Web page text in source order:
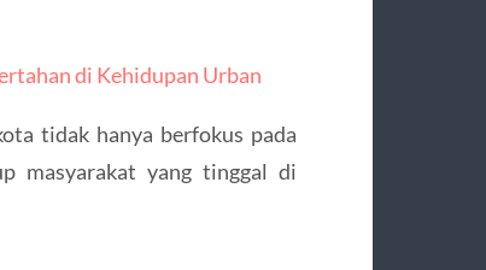
di Kehidupan Urban
tidak hanya berfokus pada
masyarakat yang tinggal di